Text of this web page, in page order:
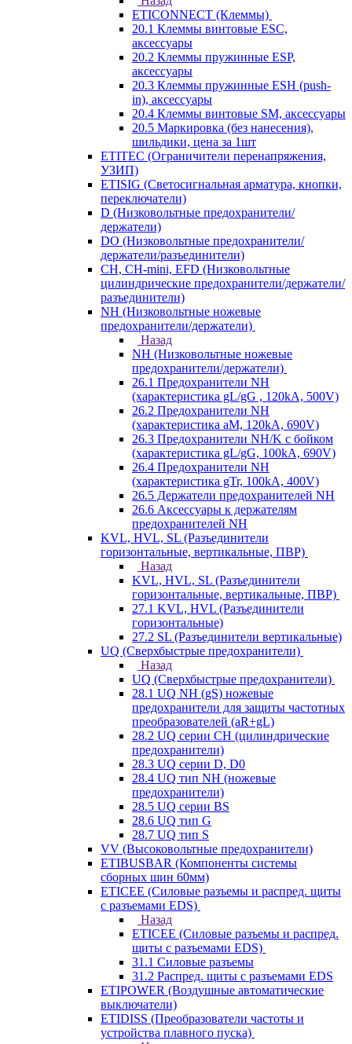
ETICONNECT (Клеммы)
20.1 Клеммы винтовые ESC,
аксессуары
20.2 Клеммы пружинные ESP,
аксессуары
20.3 Клеммы пружинные ESH (push-
in), аксессуары
20.4 Клеммы винтовые SM, аксессуары
20.5 Маркировка (без нанесения),
шильдики, цена за 1шт
ETITEC (Ограничители перенапряжения,
УЗИП)
ETISIG (Светосигнальная арматура, кнопки,
переключатели)
D (Низковольтные предохранители/
держатели)
DO (Низковольтные предохранители/
держатели/разъединители)
CH, CH-mini, EFD (Низковольтные
цилиндрические предохранители/держатели/
разъединители)
NH (Низковольтные ножевые
предохранители/держатели)
Назад
NH (Низковольтные ножевые
предохранители/держатели)
26.1 Предохранители NH
(характеристика gL/gG , 120kA, 500V)
26.2 Предохранители NH
(характеристика aM, 120kA, 690V)
26.3 Предохранители NH/K с бойком
(характеристика gL/gG, 100kA, 690V)
26.4 Предохранители NH
(характеристика gTr, 100kA, 400V)
26.5 Держатели предохранителей NH
26.6 Аксессуары к держателям
предохранителей NH
KVL, HVL, SL (Разъединители
горизонтальные, вертикальные, ПВР)
Назад
KVL, HVL, SL (Разъединители
горизонтальные, вертикальные, ПВР)
27.1 KVL, HVL (Разъединители
горизонтальные)
27.2 SL (Разъединители вертикальные)
UQ (Сверхбыстрые предохранители)
Назад
UQ (Сверхбыстрые предохранители)
28.1 UQ NH (gS) ножевые
предохранители для защиты частотных
преобразователей (aR+gL)
28.2 UQ серии CH (цилиндрические
предохранители)
28.3 UQ серии D, D0
28.4 UQ тип NH (ножевые
предохранители)
28.5 UQ серии BS
28.6 UQ тип G
28.7 UQ тип S
VV (Высоковольтные предохранители)
ETIBUSBAR (Компоненты системы
сборных шин 60мм)
ETICEE (Силовые разъемы и распред. щиты
с разъемами EDS)
Назад
ETICEE (Силовые разъемы и распред.
щиты с разъемами EDS)
31.1 Силовые разъемы
31.2 Распред. щиты с разъемами EDS
ETIPOWER (Воздушные автоматические
выключатели)
ETIDISS (Преобразователи частоты и
устройства плавного пуска)